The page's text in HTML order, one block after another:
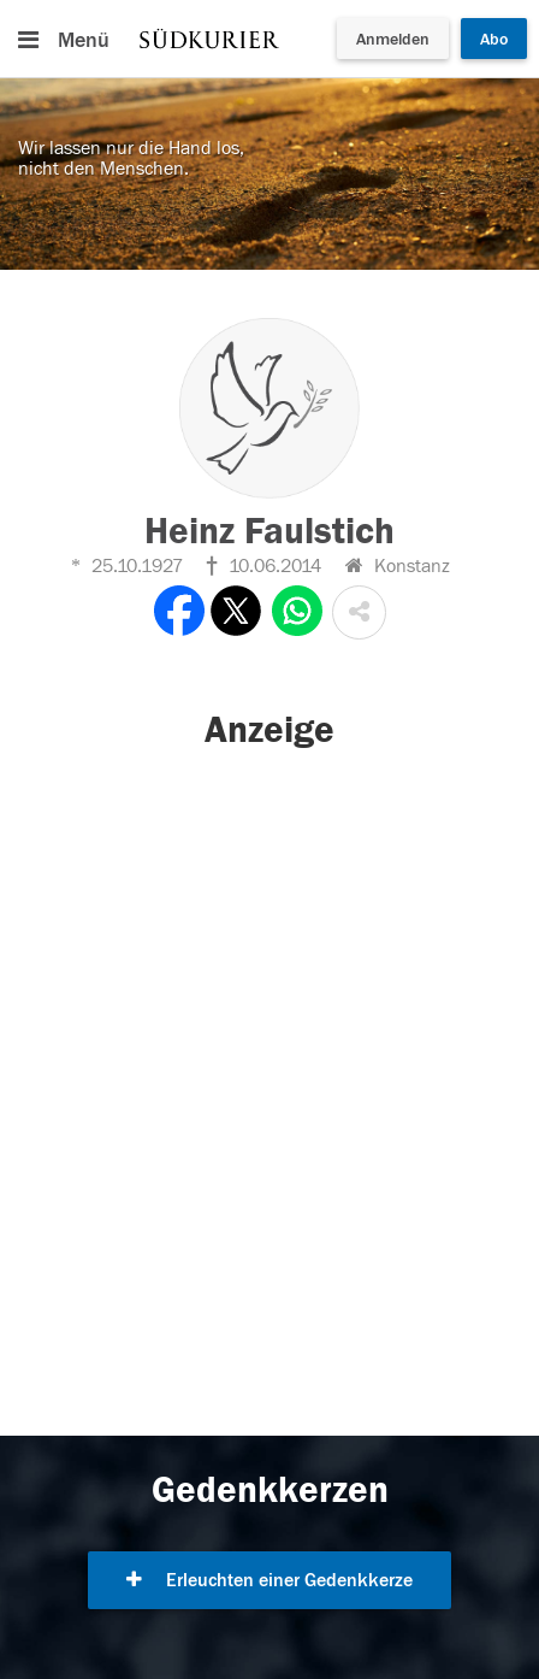
Menü Anmelden Abo
Wir lassen nur die Hand los,
nicht den Menschen.
Heinz Faulstich
25.10.1927 10.06.2014 Konstanz
Anzeige
Gedenkkerzen
Erleuchten einer Gedenkkerze